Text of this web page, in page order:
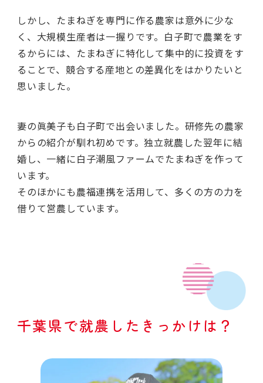
しかし、たまねぎを専門に作る農家は意外に少な
く、大規模生産者は一握りです。白子町で農業をす
るからには、たまねぎに特化して集中的に投資をす
ることで、競合する産地との差異化をはかりたいと
思いました。
妻の眞美子も白子町で出会いました。研修先の農家
からの紹介が馴れ初めです。独立就農した翌年に結
婚し、一緒に白子潮風ファームでたまねぎを作って
います。
そのほかにも農福連携を活用して、多くの方の力を
借りて営農しています。
千葉県で就農したきっかけは？